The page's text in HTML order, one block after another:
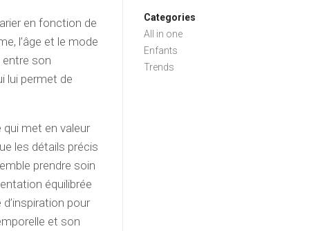
en fonction de
l’âge et le mode
entre son
lui permet de
qui met en valeur
les détails précis
prendre soin
équilibrée
pour
et son
Categories
All in one
Enfants
Trends